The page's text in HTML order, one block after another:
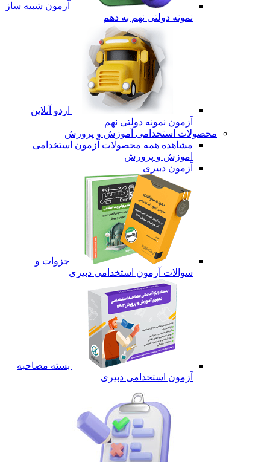
آزمون شبیه ساز
نمونه دولتی نهم به دهم
اردو آنلاین
آزمون نمونه دولتی نهم
محصولات استخدامی آموزش و پرورش
مشاهده همه محصولات آزمون استخدامی
اموزش و پرورش
آزمون دبیری
جزوات و
سوالات آزمون استخدامی دبیری
بسته مصاحبه
آزمون استخدامی دبیری